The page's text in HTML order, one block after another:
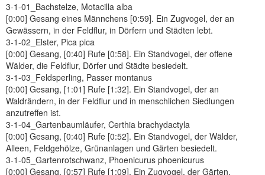
3-1-01_Bachstelze, Motacilla alba
[0:00] Gesang eines Männchens [0:59]. Ein Zugvogel, der an
Gewässern, in der Feldflur, in Dörfern und Städten lebt.
3-1-02_Elster, Pica pica
[0:00] Gesang, [0:40] Rufe [0:58]. Ein Standvogel, der offene
Wälder, die Feldflur, Dörfer und Städte besiedelt.
3-1-03_Feldsperling, Passer montanus
[0:00] Gesang, [1:01] Rufe [1:32]. Ein Standvogel, der an
Waldrändern, in der Feldflur und in menschlichen Siedlungen
anzutreffen ist.
3-1-04_Gartenbaumläufer, Certhia brachydactyla
[0:00] Gesang, [0:40] Rufe [0:52]. Ein Standvogel, der Wälder,
Alleen, Feldgehölze, Grünanlagen und Gärten besiedelt.
3-1-05_Gartenrotschwanz, Phoenicurus phoenicurus
[0:00] Gesang, [0:57] Rufe [1:09]. Ein Zugvogel, der Gärten,